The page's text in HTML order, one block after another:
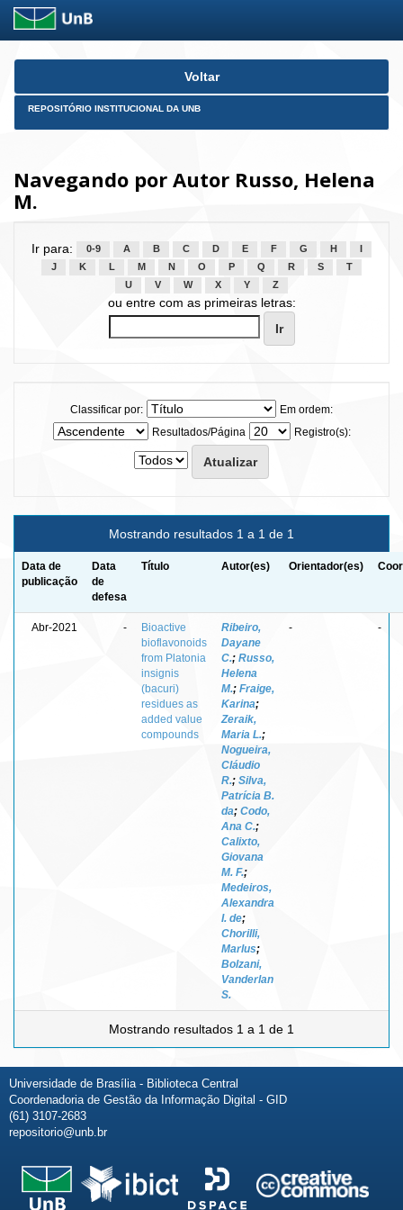
Skip
Voltar
REPOSITÓRIO INSTITUCIONAL DA UNB
Navegando por Autor Russo, Helena
M.
Ir para: 0-9 A B C D E F G H
J
K L M N O P Q R S
T
U
V W X Y Z
ou entre com as primeiras letras:
Classificar por:
Em ordem:
Resultados/Página
Registro(s):
Mostrando resultados 1 a 1 de 1
Data de
publicação
Data
de
defesa
Título Autor(es) Orientador(es)
Abr-2021 -
Bioactive
bioflavonoids
from Platonia
insignis
(bacuri)
residues as
added value
compounds
Ribeiro,
Dayane
C.; Russo,
Helena
M.; Fraige,
Karina;
Zeraik,
Maria L.;
Nogueira,
Cláudio
R.; Silva,
Patrícia B.
da; Codo,
Ana C.;
Calixto,
Giovana
M. F.;
Medeiros,
Alexandra
I. de;
Chorilli,
Marlus;
Bolzani,
Vanderlan
S.
- -
Mostrando resultados 1 a 1 de 1
Universidade de Brasília - Biblioteca Central
Coordenadoria de Gestão da Informação Digital - GID
(61) 3107-2683
repositorio@unb.br